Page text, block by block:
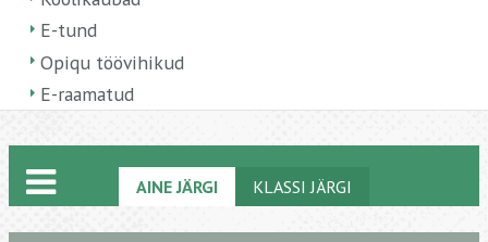
E-tund
Opiqu töövihikud
E-raamatud
AINE JÄRGI KLASSI JÄRGI